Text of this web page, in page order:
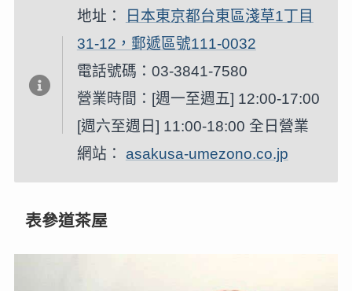
地址：
日本東京都台東區淺草1丁目
31-12，郵遞區號111-0032
電話號碼：03-3841-7580
營業時間：[週一至週五] 12:00-17:00
[週六至週日] 11:00-18:00 全日營業
網站： asakusa-umezono.co.jp
表參道茶屋